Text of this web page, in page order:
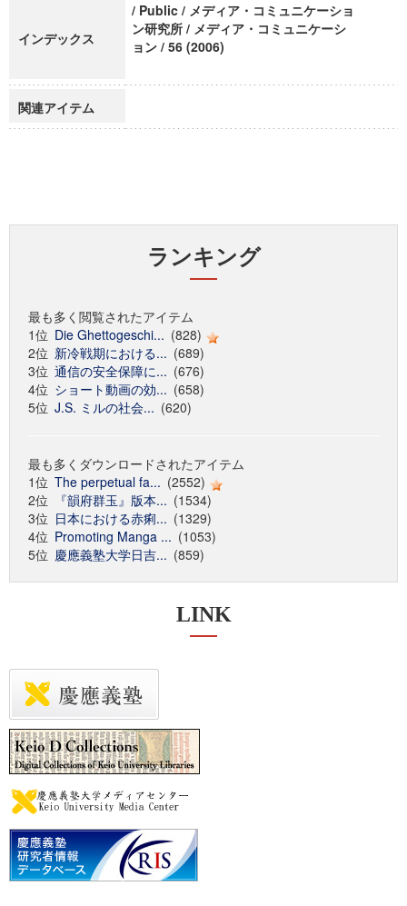
インデックス
/ Public / メディア・コミュニケーショ
ン研究所 / メディア・コミュニケーシ
ョン / 56 (2006)
関連アイテム
ランキング
最も多く閲覧されたアイテム
1位 Die Ghettogeschi... (828)
2位 新冷戦期における... (689)
3位 通信の安全保障に... (676)
4位 ショート動画の効... (658)
5位 J.S. ミルの社会... (620)
最も多くダウンロードされたアイテム
1位 The perpetual fa... (2552)
2位
『韻府群玉』版本... (1534)
3位 日本における赤痢... (1329)
4位 Promoting Manga ... (1053)
5位 慶應義塾大学日吉... (859)
LINK